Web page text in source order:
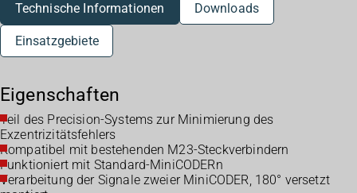
Technische Informationen Downloads
Einsatzgebiete
Eigenschaften
Teil des Precision-Systems zur Minimierung des
Exzentrizitätsfehlers
Kompatibel mit bestehenden M23-Steckverbindern
Funktioniert mit Standard-MiniCODERn
Verarbeitung der Signale zweier MiniCODER, 180° versetzt